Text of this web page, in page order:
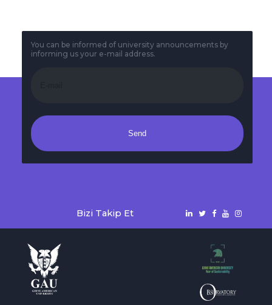
You can be informed of university announcements by
informing us your e-mail address.
Send
Bizi Takip Et